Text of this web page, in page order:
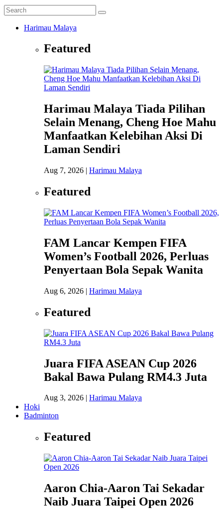
Harimau Malaya
Featured
Harimau Malaya Tiada Pilihan
Selain Menang, Cheng Hoe Mahu
Manfaatkan Kelebihan Aksi Di
Laman Sendiri
Aug 7, 2026 | Harimau Malaya
Featured
FAM Lancar Kempen FIFA
Women’s Football 2026, Perluas
Penyertaan Bola Sepak Wanita
Aug 6, 2026 | Harimau Malaya
Featured
Juara FIFA ASEAN Cup 2026
Bakal Bawa Pulang RM4.3 Juta
Aug 3, 2026 | Harimau Malaya
Hoki
Badminton
Featured
Aaron Chia-Aaron Tai Sekadar
Naib Juara Taipei Open 2026